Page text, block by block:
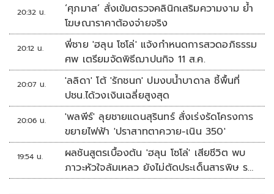
20:32 น.
‘ศุภมาส’ สั่งเข้มตรวจคลินิกเสริมความงาม ย้ำ
โฆษณาราคาต้องจ่ายจริง
20:12 น.
พี่ชาย 'ฮลุน โซโล่' แจ้งกำหนดการสวดอภิธรรม
ศพ เตรียมจัดพิธีฌาปนกิจ 11 ส.ค.
20:07 น.
'ลลิดา' โต้ 'รักชนก' ปมงบน้ำบาดาล ชี้พื้นที่
ปชน.ได้วงเงินเฉลี่ยสูงสุด
20:06 น.
'พลพีร์' ลุยชายแดนสุรินทร์ สั่งเร่งรัดโครงการ
ขยายไฟฟ้า 'ปราสาทตาควาย-เนิน 350'
19:54 น.
ผลชันสูตรเบื้องต้น 'ฮลุน โซโล่' เสียชีวิต พบ
ภาวะหัวใจล้มเหลว ยังไม่ตัดประเด็นสารพิษ รอ
จอร์เจียส่งผลตรวจครั้งแรก